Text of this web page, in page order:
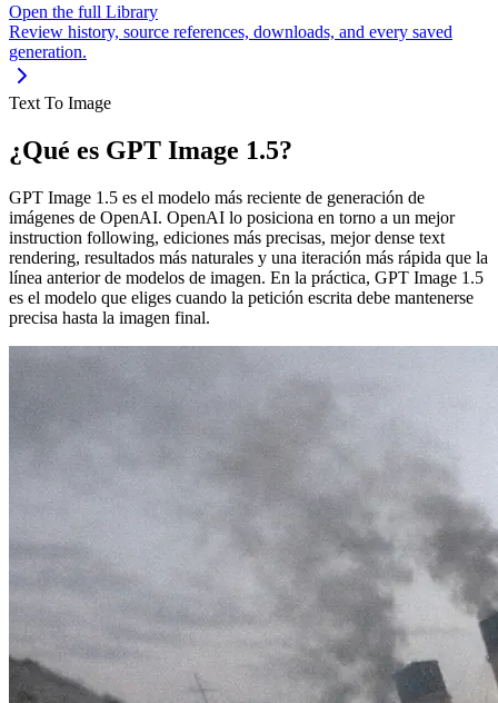
Open the full Library
Review history, source references, downloads, and every saved
generation.
Text To Image
¿Qué es GPT Image 1.5?
GPT Image 1.5 es el modelo más reciente de generación de
imágenes de OpenAI. OpenAI lo posiciona en torno a un mejor
instruction following, ediciones más precisas, mejor dense text
rendering, resultados más naturales y una iteración más rápida que la
línea anterior de modelos de imagen. En la práctica, GPT Image 1.5
es el modelo que eliges cuando la petición escrita debe mantenerse
precisa hasta la imagen final.